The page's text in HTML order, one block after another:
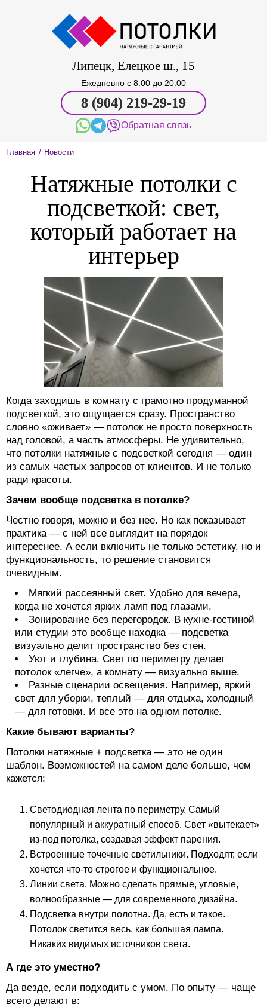
Липецк, Елецкое ш., 15
Ежедневно c 8:00 до 20:00
8 (904) 219-29-19
Обратная связь
Главная / Новости
Натяжные потолки с
подсветкой: свет,
который работает на
интерьер
Когда заходишь в комнату с грамотно продуманной
подсветкой, это ощущается сразу. Пространство
словно «оживает» — потолок не просто поверхность
над головой, а часть атмосферы. Не удивительно,
что потолки натяжные с подсветкой сегодня — один
из самых частых запросов от клиентов. И не только
ради красоты.
Зачем вообще подсветка в потолке?
Честно говоря, можно и без нее. Но как показывает
практика — с ней все выглядит на порядок
интереснее. А если включить не только эстетику, но и
функциональность, то решение становится
очевидным.
Мягкий рассеянный свет. Удобно для вечера,
когда не хочется ярких ламп под глазами.
Зонирование без перегородок. В кухне-гостиной
или студии это вообще находка — подсветка
визуально делит пространство без стен.
Уют и глубина. Свет по периметру делает
потолок «легче», а комнату — визуально выше.
Разные сценарии освещения. Например, яркий
свет для уборки, теплый — для отдыха, холодный
— для готовки. И все это на одном потолке.
Какие бывают варианты?
Потолки натяжные + подсветка — это не один
шаблон. Возможностей на самом деле больше, чем
кажется:
Светодиодная лента по периметру. Самый
популярный и аккуратный способ. Свет «вытекает»
из-под потолка, создавая эффект парения.
Встроенные точечные светильники. Подходят, если
хочется что-то строгое и функциональное.
Линии света. Можно сделать прямые, угловые,
волнообразные — для современного дизайна.
Подсветка внутри полотна. Да, есть и такое.
Потолок светится весь, как большая лампа.
Никаких видимых источников света.
А где это уместно?
Да везде, если подходить с умом. По опыту — чаще
всего делают в: